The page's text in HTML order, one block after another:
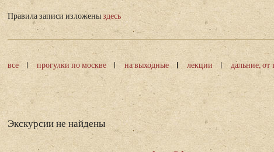
Правила записи изложеныздесь
все прогулки по москве на выходные лекции дальние, от
Экскурсии не найдены